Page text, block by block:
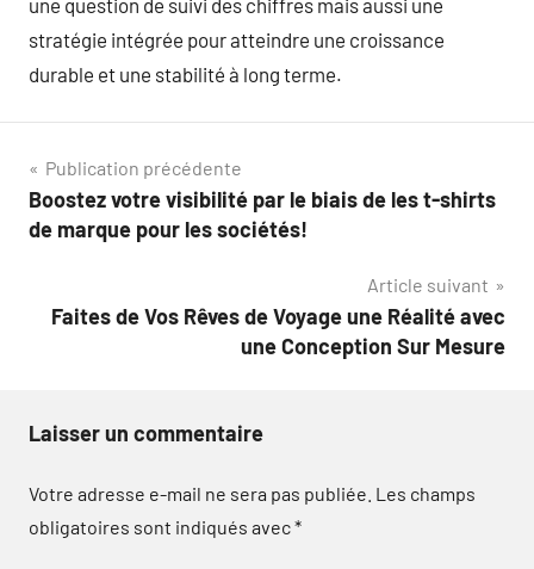
stratégie intégrée pour atteindre une croissance
durable et une stabilité à long terme.
Navigation
de
Publication précédente
Boostez votre visibilité par le biais de les t-shirts
de marque pour les sociétés!
Article suivant
Faites de Vos Rêves de Voyage une Réalité avec
une Conception Sur Mesure
Laisser un commentaire
Votre adresse e-mail ne sera pas publiée. Les champs
obligatoires sont indiqués avec*